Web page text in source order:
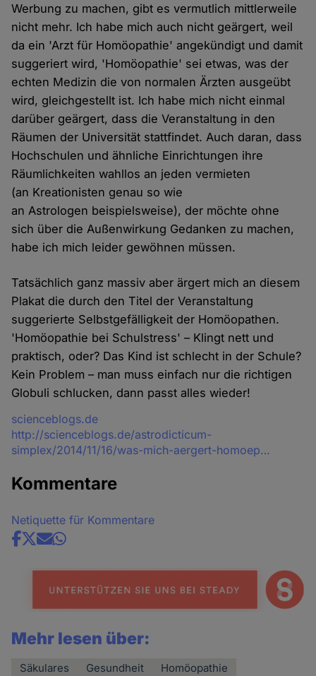
Werbung zu machen, gibt es vermutlich mittlerweile
nicht mehr. Ich habe mich auch nicht geärgert, weil
da ein 'Arzt für Homöopathie' angekündigt und damit
suggeriert wird, 'Homöopathie' sei etwas, was der
echten Medizin die von normalen Ärzten ausgeübt
wird, gleichgestellt ist. Ich habe mich nicht einmal
darüber geärgert, dass die Veranstaltung in den
Räumen der Universität stattfindet. Auch daran, dass
Hochschulen und ähnliche Einrichtungen ihre
Räumlichkeiten wahllos an jeden vermieten
(an Kreationisten genau so wie
an Astrologen beispielsweise), der möchte ohne
sich über die Außenwirkung Gedanken zu machen,
habe ich mich leider gewöhnen müssen.
Tatsächlich ganz massiv aber ärgert mich an diesem
Plakat die durch den Titel der Veranstaltung
suggerierte Selbstgefälligkeit der Homöopathen.
'Homöopathie bei Schulstress' – Klingt nett und
praktisch, oder? Das Kind ist schlecht in der Schule?
Kein Problem – man muss einfach nur die richtigen
Globuli schlucken, dann passt alles wieder!
Quelle
scienceblogs.de
http://scienceblogs.de/astrodicticum-
simplex/2014/11/16/was-mich-aergert-homoep…
Kommentare
Netiquette für Kommentare
Share
news
Mehr lesen über:
Säkulares Gesundheit Homöopathie